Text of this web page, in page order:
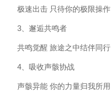
极速出击 只待你的极限操作
3、邂逅共鸣者
共鸣觉醒 旅途之中结伴同行
4、吸收声骸协战
声骸异能 你的力量归我所用